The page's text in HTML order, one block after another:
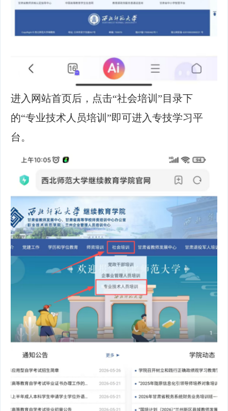
进入网站首页后，点击“社会培训”目录下
的“专业技术人员培训”即可进入专技学习平
台。